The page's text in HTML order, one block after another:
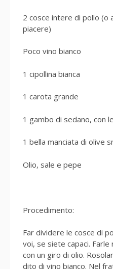
2 cosce intere di pollo (o
piacere)
Poco vino bianco
1 cipollina bianca
1 carota grande
1 gambo di sedano, con
1 bella manciata di olive
Olio, sale e pepe
Procedimento:
Far dividere le cosce di
voi, se siete capaci. Farle
con un giro di olio.
dito di vino bianco. Nel